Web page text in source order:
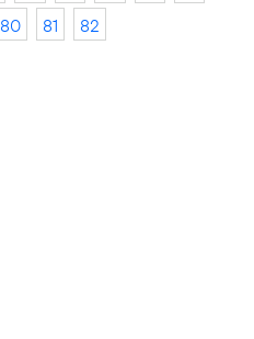
80 81 82